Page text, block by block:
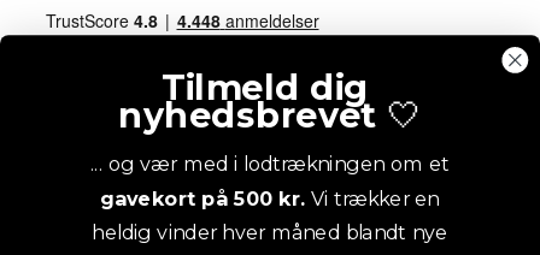
Tilmeld dig
nyhedsbrevet 🤍
... og vær med i lodtrækningen om et
gavekort på 500 kr. Vi trækker en
heldig vinder hver måned blandt nye